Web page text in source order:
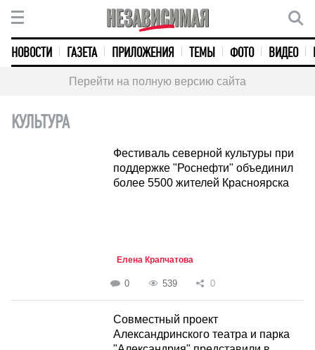
НОВОСТИ ГАЗЕТА ПРИЛОЖЕНИЯ ТЕМЫ ФОТО ВИДЕО
Перейти на полную версию сайта
КУЛЬТУРА
Фестиваль северной культуры при
поддержке "Роснефти" объединил
более 5500 жителей Красноярска
Елена Крапчатова
0 539 0
Совместный проект
Александринского театра и парка